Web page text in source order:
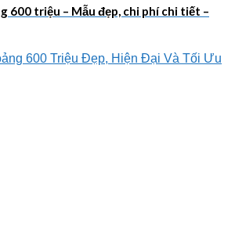
600 triệu – Mẫu đẹp, chi phí chi tiết –
600 Triệu Đẹp, Hiện Đại Và Tối Ưu